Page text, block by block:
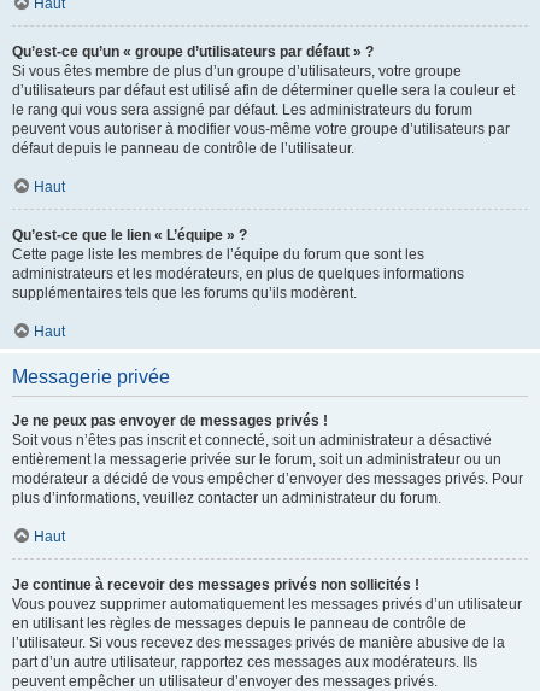
Haut
Qu’est-ce qu’un « groupe d’utilisateurs par défaut » ?
Si vous êtes membre de plus d’un groupe d’utilisateurs, votre groupe
d’utilisateurs par défaut est utilisé afin de déterminer quelle sera la couleur et
le rang qui vous sera assigné par défaut. Les administrateurs du forum
peuvent vous autoriser à modifier vous-même votre groupe d’utilisateurs par
défaut depuis le panneau de contrôle de l’utilisateur.
Haut
Qu’est-ce que le lien « L’équipe » ?
Cette page liste les membres de l’équipe du forum que sont les
administrateurs et les modérateurs, en plus de quelques informations
supplémentaires tels que les forums qu’ils modèrent.
Haut
Messagerie privée
Je ne peux pas envoyer de messages privés !
Soit vous n’êtes pas inscrit et connecté, soit un administrateur a désactivé
entièrement la messagerie privée sur le forum, soit un administrateur ou un
modérateur a décidé de vous empêcher d’envoyer des messages privés. Pour
plus d’informations, veuillez contacter un administrateur du forum.
Haut
Je continue à recevoir des messages privés non sollicités !
Vous pouvez supprimer automatiquement les messages privés d’un utilisateur
en utilisant les règles de messages depuis le panneau de contrôle de
l’utilisateur. Si vous recevez des messages privés de manière abusive de la
part d’un autre utilisateur, rapportez ces messages aux modérateurs. Ils
peuvent empêcher un utilisateur d’envoyer des messages privés.